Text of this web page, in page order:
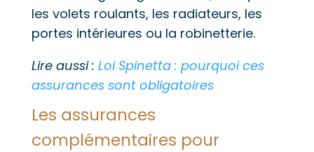
les volets roulants, les radiateurs, les
portes intérieures ou la robinetterie.
Lire aussi : Loi Spinetta : pourquoi ces
assurances sont obligatoires
Les assurances
complémentaires pour